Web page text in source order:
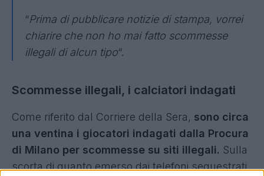
“Prima di pubblicare notizie di stampa, vorrei
chiarire che non ho mai fatto scommesse
illegali di alcun tipo“.
Scommesse illegali, i calciatori indagati
Come riferito dal Corriere della Sera, sono circa
una ventina i giocatori indagati dalla Procura
di Milano per scommesse su siti illegali. Sulla
scorta di quanto emerso dai telefoni sequestrati